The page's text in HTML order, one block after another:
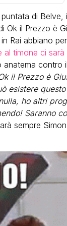
di Belve,
Ok il Prezzo è
Rai abbiano
al timone ci sarà
contro
il Prezzo è
esistere
ho altri
Saranno
sempre
“Addio
grande